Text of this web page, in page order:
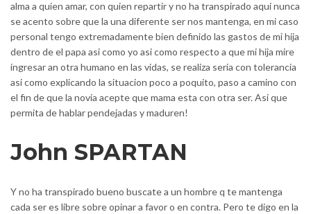
alma a quien amar, con quien repartir y no ha transpirado aqui nunca
se acento sobre que la una diferente ser nos mantenga, en mi caso
personal tengo extremadamente bien definido las gastos de mi hija
dentro de el papa asi­ como yo asi­ como respecto a que mi hija mire
ingresar an otra humano en las vidas, se realiza seri­a con tolerancia
asi­ como explicando la situacion poco a poquito, paso a camino con
el fin de que la novia acepte que mama esta con otra ser. Asi que
permita de hablar pendejadas y maduren!
John SPARTAN
Y no ha transpirado bueno buscate a un hombre q te mantenga
cada ser es libre sobre opinar a favor o en contra. Pero te digo en la